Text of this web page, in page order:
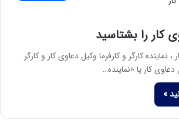
کار را بشتاسید
نماینده کارگر و کارفرما وکیل دعاوی کار و کارگر
کار یا «نماینده…
»